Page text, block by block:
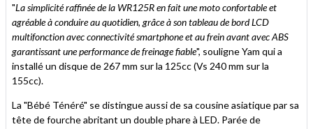
"La simplicité raffinée de la WR125R en fait une moto confortable et
agréable à conduire au quotidien, grâce à son tableau de bord LCD
multifonction avec connectivité smartphone et au frein avant avec ABS
garantissant une performance de freinage fiable", souligne Yam qui a
installé un disque de 267 mm sur la 125cc (Vs 240 mm sur la
155cc).
La "Bébé Ténéré" se distingue aussi de sa cousine asiatique par sa
tête de fourche abritant un double phare à LED. Parée de